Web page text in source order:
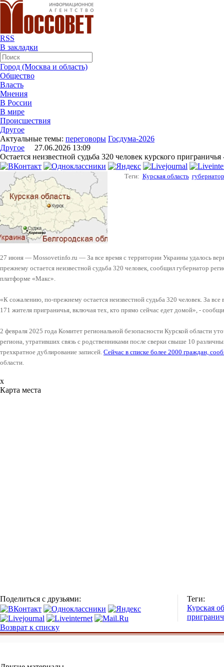
RSS
В закладки
Город (Москва и область)
Общество
Власть
Мнения
В России
В мире
Происшествия
Другое
Актуальные темы: переговоры Госдума-2026
Другое 27.06.2026 13:09
Остается неизвестной судьба 320 человек курского приграничья
Теги: Курская область губернатор
27 июня — Mossovetinfo.ru — За все время с территории Украины удалось
прежнему остается неизвестной судьба 320 человек, сообщил губернатор
платформе «Макс».
«К сожалению, по-прежнему остается неизвестной судьба 320 человек. За
171 жителя приграничья, включая тех, кто прямо сейчас едет домой», -
2 февраля 2025 года Комитет региональной безопасности Курской области
региона, утративших связь с родственниками после сверки свыше 10
трехкратное дублирование записей. Сейчас в списке более 2000 граждан,
области.
x
Карта места
Поделиться с друзьями:
Теги:
Курская
Возврат к списку